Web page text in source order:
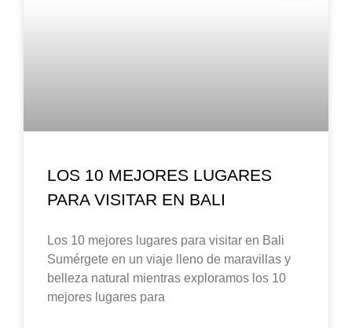
LOS 10 MEJORES LUGARES
PARA VISITAR EN BALI
Los 10 mejores lugares para visitar en Bali
Sumérgete en un viaje lleno de maravillas y
belleza natural mientras exploramos los 10
mejores lugares para